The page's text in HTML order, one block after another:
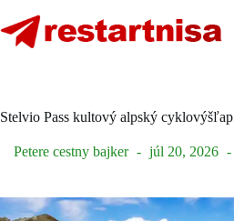
to
content
Stelvio Pass kultový alpský cyklovýšľap
Petere cestny bajker júl 20, 2026